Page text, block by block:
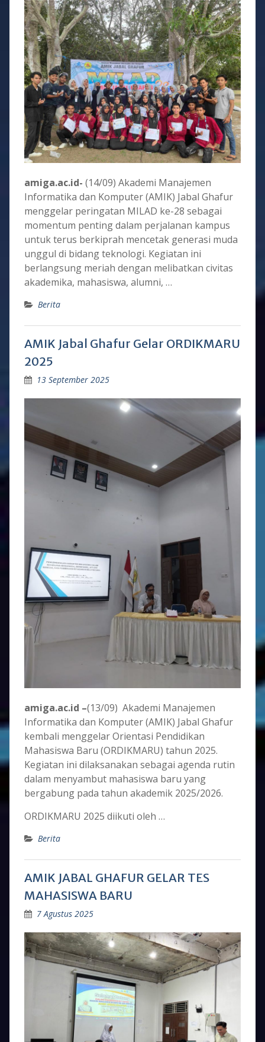
amiga.ac.id- (14/09) Akademi Manajemen
Informatika dan Komputer (AMIK) Jabal Ghafur
menggelar peringatan MILAD ke-28 sebagai
momentum penting dalam perjalanan kampus
untuk terus berkiprah mencetak generasi muda
unggul di bidang teknologi. Kegiatan ini
berlangsung meriah dengan melibatkan civitas
akademika, mahasiswa, alumni, …
Berita
AMIK Jabal Ghafur Gelar ORDIKMARU
2025
13 September 2025
amiga.ac.id –(13/09) Akademi Manajemen
Informatika dan Komputer (AMIK) Jabal Ghafur
kembali menggelar Orientasi Pendidikan
Mahasiswa Baru (ORDIKMARU) tahun 2025.
Kegiatan ini dilaksanakan sebagai agenda rutin
dalam menyambut mahasiswa baru yang
bergabung pada tahun akademik 2025/2026.
ORDIKMARU 2025 diikuti oleh …
Berita
AMIK JABAL GHAFUR GELAR TES
MAHASISWA BARU
7 Agustus 2025